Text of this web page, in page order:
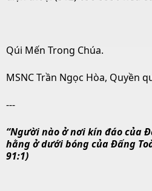
Qúi Mến Trong Chúa.
MSNC Trần Ngọc Hòa, Quyền
---
“Người nào ở nơi kín đáo của
hằng ở dưới bóng của Đấng
91:1)